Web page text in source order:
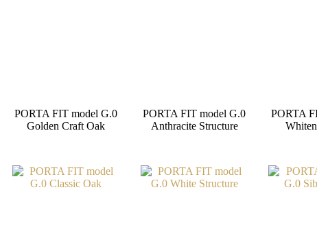
PORTA FIT model G.0
Golden Craft Oak
PORTA FIT model G.0
Anthracite Structure
PORTA